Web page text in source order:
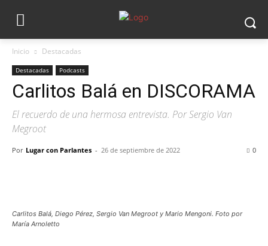
Inicio Destacadas
Destacadas Podcasts
Carlitos Balá en DISCORAMA
El recuerdo de una hermosa entrevista. Por Sergio Van
Megroot
Por Lugar con Parlantes - 26 de septiembre de 2022 0
Carlitos Balá, Diego Pérez, Sergio Van Megroot y Mario Mengoni. Foto por
María Arnoletto